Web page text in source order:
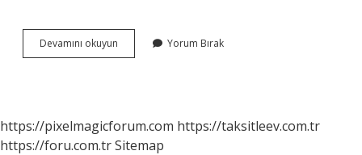
Devamını okuyun Kategori
Ne
Yorum Bırak
https://pixelmagicforum.com https://taksitleev.com.tr
https://foru.com.trSitemap